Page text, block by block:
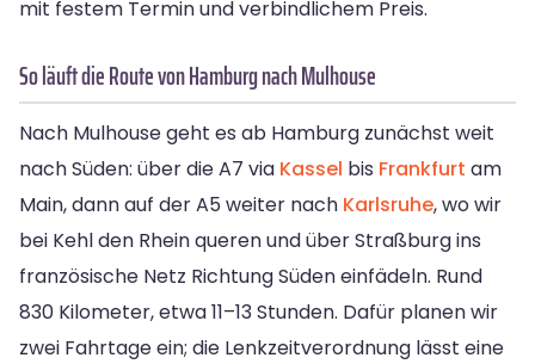
mit festem Termin und verbindlichem Preis.
So läuft die Route von Hamburg nach Mulhouse
Nach Mulhouse geht es ab Hamburg zunächst weit
nach Süden: über die A7 via Kassel bis Frankfurt am
Main, dann auf der A5 weiter nach Karlsruhe, wo wir
bei Kehl den Rhein queren und über Straßburg ins
französische Netz Richtung Süden einfädeln. Rund
830 Kilometer, etwa 11–13 Stunden. Dafür planen wir
zwei Fahrtage ein; die Lenkzeitverordnung lässt eine